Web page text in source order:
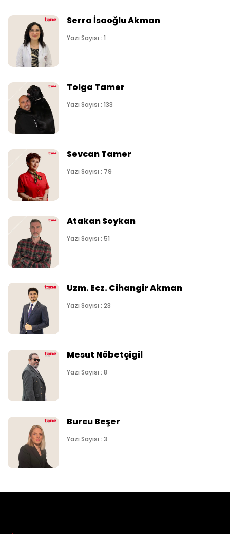
Serra İsaoğlu Akman
Yazı Sayısı : 1
Tolga Tamer
Yazı Sayısı : 133
Sevcan Tamer
Yazı Sayısı : 79
Atakan Soykan
Yazı Sayısı : 51
Uzm. Ecz. Cihangir Akman
Yazı Sayısı : 23
Mesut Nöbetçigil
Yazı Sayısı : 8
Burcu Beşer
Yazı Sayısı : 3